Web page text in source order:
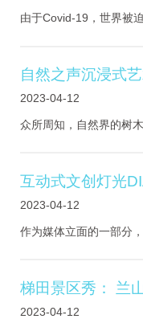
由于Covid-19，世界被
Biersteker制作的数字艺
这些抽象数据栩栩如生
2023-04-12
众所周知，自然界的树
升高大气层被破坏的原
如何判断树木的健康状况
2023-04-12
作为媒体立面的一部分
新插件和照明设计随着
施。其中之一是交互式
2023-04-12